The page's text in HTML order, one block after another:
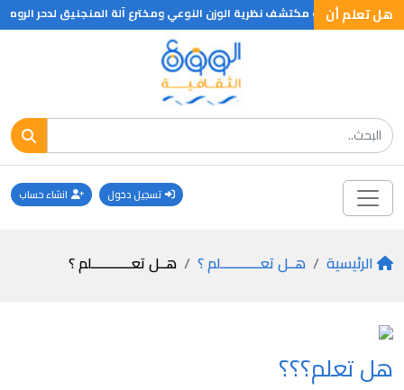
هل تعلم أن
الميلاد هو مكتشف نظرية الوزن النوعي ومخترع آلة المنجنيق لدحر الرومان
تسجيل دخول انشاء حساب
الرئيسية هــل تعـــــــــــلم ؟ هــل تعـــــــــــلم ؟
هل تعلم؟؟؟